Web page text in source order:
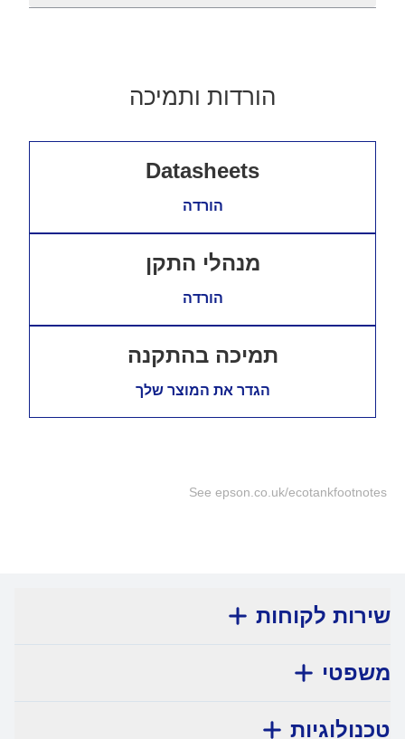
הורדות ותמיכה
Datasheets
הורדה
מנהלי התקן
הורדה
תמיכה בהתקנה
הגדר את המוצר שלך
See epson.co.uk/ecotankfootnotes
שירות לקוחות
משפטי
טכנולוגיות